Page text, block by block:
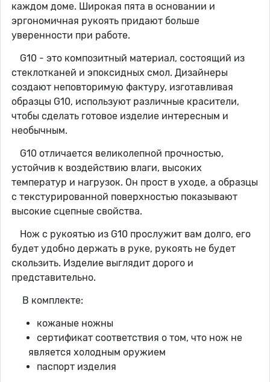
каждом доме. Широкая пята в основании и
эргономичная рукоять придают больше
уверенности при работе.
G10 - это композитный материал, состоящий из
стеклотканей и эпоксидных смол. Дизайнеры
создают неповторимую фактуру, изготавливая
образцы G10, используют различные красители,
чтобы сделать готовое изделие интересным и
необычным.
G10 отличается великолепной прочностью,
устойчив к воздействию влаги, высоких
температур и нагрузок. Он прост в уходе, а образцы
с текстурированной поверхностью показывают
высокие сцепные свойства.
Нож с рукоятью из G10 прослужит вам долго, его
будет удобно держать в руке, рукоять не будет
скользить. Изделие выглядит дорого и
представительно.
В комплекте:
кожаные ножны
сертификат соответствия о том, что нож не
является холодным оружием
паспорт изделия